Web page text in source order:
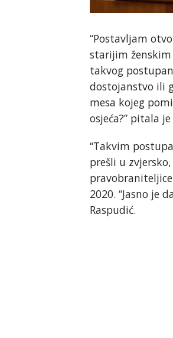
“Postavljam
starijim
takvog
dostojanstvo ili
mesa kojeg
osjeća?” pitala
“Takvim
prešli u
2020. “Jasno je
Raspudić.